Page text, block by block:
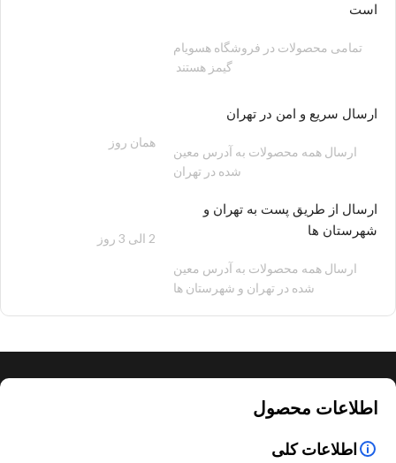
است
تمامی محصولات در فروشگاه هسویام
گیمز هستند
ارسال سریع و امن در تهران
ارسال همه محصولات به آدرس معین
شده در تهران
همان روز
ارسال از طریق پست به تهران و
شهرستان ها
ارسال همه محصولات به آدرس معین
شده در تهران و شهرستان ها
2 الی 3 روز
اطلاعات محصول
اطلاعات کلی